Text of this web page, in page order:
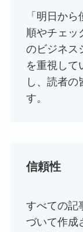
「明日か
順やチェッ
のビジネス
を重視して
し、読者の
す。
信頼性
すべての記
づいて作成